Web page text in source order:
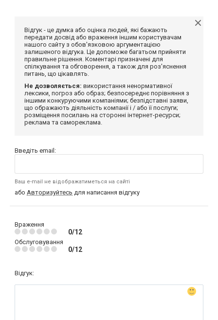
Відгук - це думка або оцінка людей, які бажають
передати досвід або враження іншим користувачам
нашого сайту з обов'язковою аргументацією
залишеного відгука. Це допоможе багатьом прийняти
правильне рішення. Коментарі призначені для
спілкування та обговорення, а також для роз'яснення
питань, що цікавлять.
Не дозволяється: використання ненормативної
лексики, погроз або образ; безпосереднє порівняння з
іншими конкуруючими компаніями; безпідставні заяви,
що ображають діяльність компанії і / або її послуги;
розміщення посилань на сторонні інтернет-ресурси;
реклама та самореклама.
Введіть email:
Ваш e-mail не відображатиметься на сайті
або Авторизуйтесь для написання відгуку
Враження
0/12
Обслуговування
0/12
Відгук: